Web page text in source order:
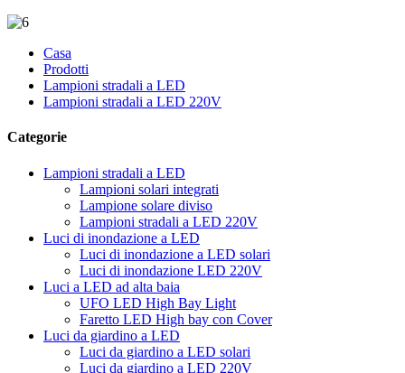
Casa
Prodotti
Lampioni stradali a LED
Lampioni stradali a LED 220V
Categorie
Lampioni stradali a LED
Lampioni solari integrati
Lampione solare diviso
Lampioni stradali a LED 220V
Luci di inondazione a LED
Luci di inondazione a LED solari
Luci di inondazione LED 220V
Luci a LED ad alta baia
UFO LED High Bay Light
Faretto LED High bay con Cover
Luci da giardino a LED
Luci da giardino a LED solari
Luci da giardino a LED 220V